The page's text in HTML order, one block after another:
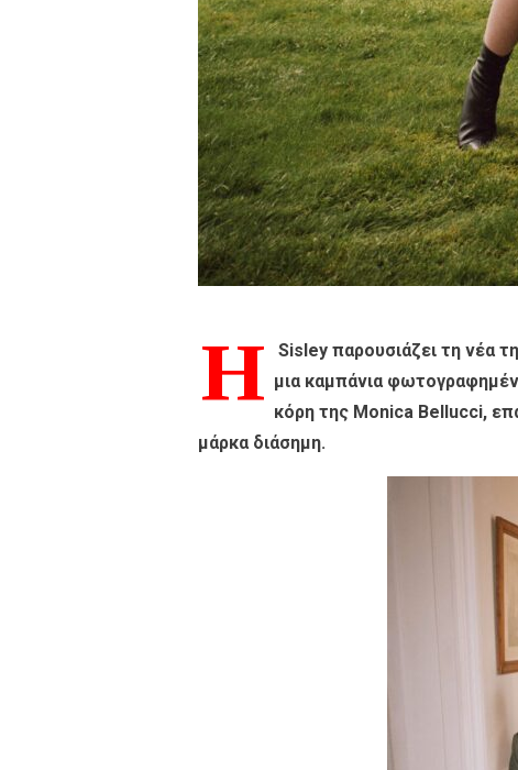
Η Sisleyπαρουσιάζει τη νέα
μια καμπάνια
κόρη της Monica Bellucci,
μάρκα διάσημη.